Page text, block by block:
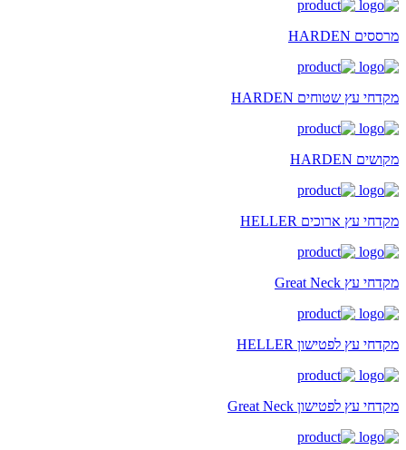
מרססים HARDEN
מקדחי עץ שטוחים HARDEN
מקושים HARDEN
מקדחי עץ ארוכים HELLER
מקדחי עץ Great Neck
מקדחי עץ לפטישון HELLER
מקדחי עץ לפטישון Great Neck